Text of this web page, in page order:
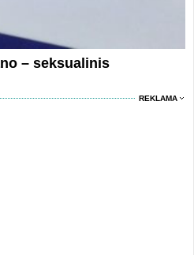
– seksualinis
REKLAMA